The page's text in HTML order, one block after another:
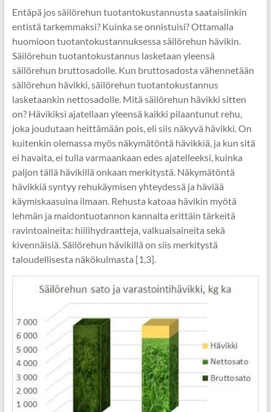
Entäpä jos säilörehun tuotantokustannusta saataisiinkin
entistä tarkemmaksi? Kuinka se onnistuisi? Ottamalla
huomioon tuotantokustannuksessa säilörehun hävikin.
Säilörehun tuotantokustannus lasketaan yleensä
säilörehun bruttosadolle. Kun bruttosadosta vähennetään
säilörehun hävikki, säilörehun tuotantokustannus
lasketaankin nettosadolle. Mitä säilörehun hävikki sitten
on? Hävikiksi ajatellaan yleensä kaikki pilaantunut rehu,
joka joudutaan heittämään pois, eli siis näkyvä hävikki. On
kuitenkin olemassa myös näkymätöntä hävikkiä, ja kun sitä
ei havaita, ei tulla varmaankaan edes ajatelleeksi, kuinka
paljon tällä hävikillä onkaan merkitystä. Näkymätöntä
hävikkiä syntyy rehukäymisen yhteydessä ja häviää
käymiskaasuina ilmaan. Rehusta katoaa hävikin myötä
lehmän ja maidontuotannon kannalta erittäin tärkeitä
ravintoaineita: hiilihydraatteja, valkuaisaineita sekä
kivennäisiä. Säilörehun hävikillä on siis merkitystä
taloudellisesta näkökulmasta [1,3].